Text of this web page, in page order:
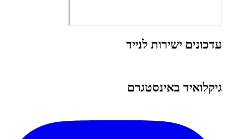
עדכונים ישירות לנייד
גיקלואיד באינסטגרם